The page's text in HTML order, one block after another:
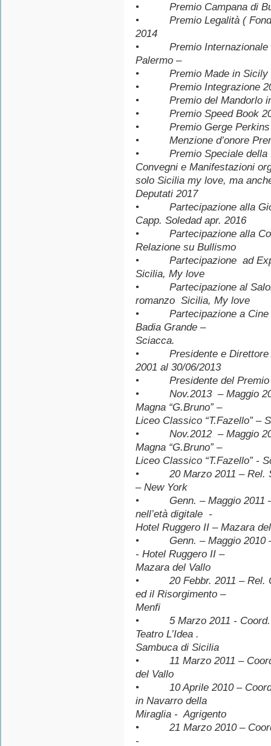
• Premio Campana di
• Premio Legalità (
2014
• Premio Internazionale
Palermo –
• Premio Made in Sicily
• Premio Integrazione
• Premio del Mandorlo in
• Premio Speed Book
• Premio Gerge Perkins
• Menzione d’onore
• Premio Speciale della
Convegni e
solo Sicilia my love, ma
Deputati 2017
• Partecipazione alla
Capp. Soledad apr. 2016
• Partecipazione alla
Relazione su Bullismo
• Partecipazione ad
Sicilia, My love
• Partecipazione al
romanzo Sicilia, My love
• Partecipazione a Cine
Badia Grande –
Sciacca.
• Presidente e Direttore
2001 al 30/06/2013
• Presidente del Premio
• Nov.2013 – Maggio
Magna “G.Bruno” –
Liceo Classico “T.Fazello” –
• Nov.2012 – Maggio
Magna “G.Bruno” –
Liceo Classico “T.Fazello” -
• 20 Marzo 2011 – Rel.
– New York
• Genn. – Maggio 2011 –
nell’età digitale -
Hotel Ruggero II – Mazara
• Genn. – Maggio 2010 –
- Hotel Ruggero II –
Mazara del Vallo
• 20 Febbr. 2011 – Rel.
ed il Risorgimento –
Menfi
• 5 Marzo 2011 - Coord.
Teatro L’Idea .
Sambuca di Sicilia
• 11 Marzo 2011 –
del Vallo
• 10 Aprile 2010 – Coord.
in Navarro della
Miraglia - Agrigento
• 21 Marzo 2010 – Coord.
-